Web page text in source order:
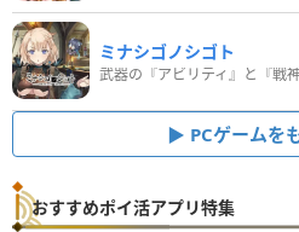
ミナシゴノシゴト
PCゲームを
おすすめポイ活アプリ特集